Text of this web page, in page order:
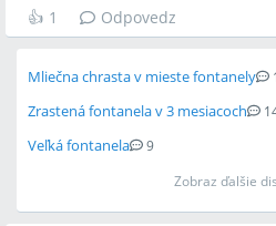
👍 1 Odpovedz
Mliečna chrasta v mieste fontanely
Zrastená fontanela v 3 mesiacoch
Veľká fontanela
9
Zobraz ďalšie